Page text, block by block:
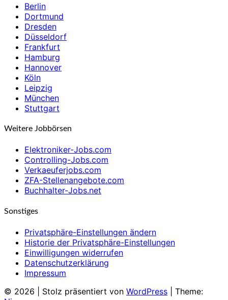
Berlin
Dortmund
Dresden
Düsseldorf
Frankfurt
Hamburg
Hannover
Köln
Leipzig
München
Stuttgart
Weitere Jobbörsen
Elektroniker-Jobs.com
Controlling-Jobs.com
Verkaeuferjobs.com
ZFA-Stellenangebote.com
Buchhalter-Jobs.net
Sonstiges
Privatsphäre-Einstellungen ändern
Historie der Privatsphäre-Einstellungen
Einwilligungen widerrufen
Datenschutzerklärung
Impressum
© 2026
Stolz präsentiert von WordPress
Theme: